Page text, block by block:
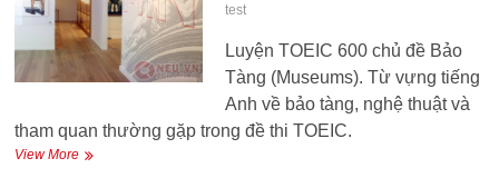
test
Luyện TOEIC 600 chủ đề Bảo
Tàng (Museums). Từ vựng tiếng
Anh về bảo tàng, nghệ thuật và
tham quan thường gặp trong đề thi TOEIC.
View MoreTOEIC